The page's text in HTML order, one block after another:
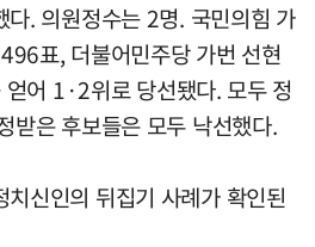
다. 의원정수는 2명. 국민의힘 가
표, 더불어민주당 가번 선현
어 1·2위로 당선됐다. 모두 정
받은 후보들은 모두 낙선했다.
신인의 뒤집기 사례가 확인된